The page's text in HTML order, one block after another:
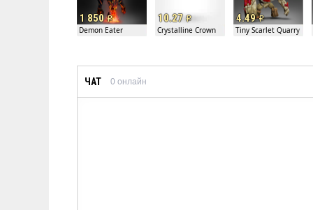
1 850
Demon Eater
10.27
Crystalline Crown
4.49
Tiny Scarlet Quarry
ЧАТ 0 онлайн